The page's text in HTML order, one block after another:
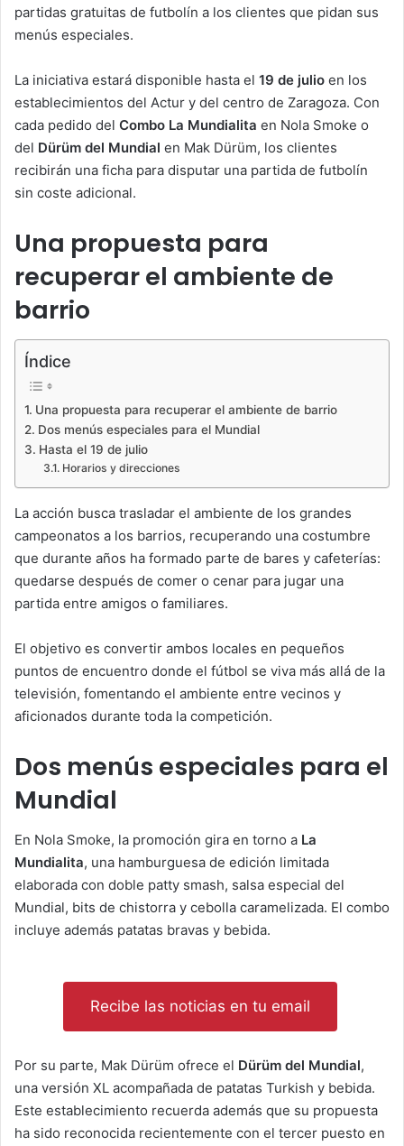
partidas gratuitas de futbolín a los clientes que pidan sus
menús especiales.
La iniciativa estará disponible hasta el 19 de julio en los
establecimientos del Actur y del centro de Zaragoza. Con
cada pedido del Combo La Mundialita en Nola Smoke o
del Dürüm del Mundial en Mak Dürüm, los clientes
recibirán una ficha para disputar una partida de futbolín
sin coste adicional.
Una propuesta para
recuperar el ambiente de
barrio
Índice
Una propuesta para recuperar el ambiente de barrio
Dos menús especiales para el Mundial
Hasta el 19 de julio
Horarios y direcciones
La acción busca trasladar el ambiente de los grandes
campeonatos a los barrios, recuperando una costumbre
que durante años ha formado parte de bares y cafeterías:
quedarse después de comer o cenar para jugar una
partida entre amigos o familiares.
El objetivo es convertir ambos locales en pequeños
puntos de encuentro donde el fútbol se viva más allá de la
televisión, fomentando el ambiente entre vecinos y
aficionados durante toda la competición.
Dos menús especiales para el
Mundial
En Nola Smoke, la promoción gira en torno a La
Mundialita, una hamburguesa de edición limitada
elaborada con doble patty smash, salsa especial del
Mundial, bits de chistorra y cebolla caramelizada. El combo
incluye además patatas bravas y bebida.
Recibe las noticias en tu email
Por su parte, Mak Dürüm ofrece el Dürüm del Mundial,
una versión XL acompañada de patatas Turkish y bebida.
Este establecimiento recuerda además que su propuesta
ha sido reconocida recientemente con el tercer puesto en